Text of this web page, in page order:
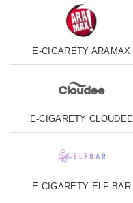
E-CIGARETY ARAMAX
E-CIGARETY CLOUDEE
E-CIGARETY ELF BAR